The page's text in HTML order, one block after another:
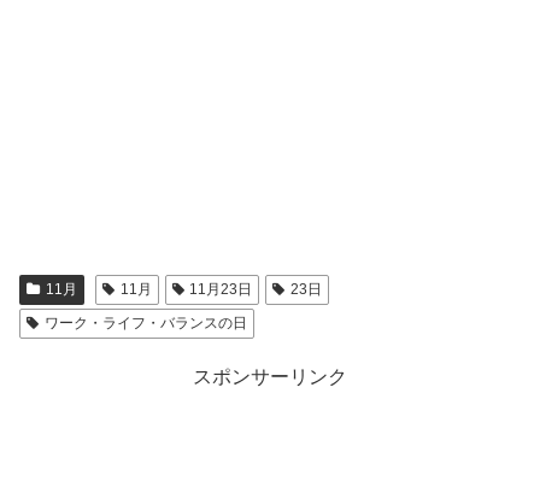
11月 11月 11月23日
23日
ワーク・ライフ・バランスの日
スポンサーリンク